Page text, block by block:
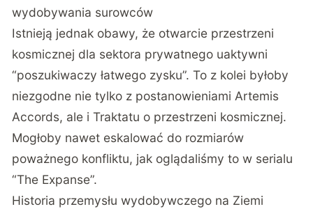
wydobywania surowców
Istnieją jednak obawy, że otwarcie przestrzeni
kosmicznej dla sektora prywatnego uaktywni
“poszukiwaczy łatwego zysku”. To z kolei byłoby
niezgodne nie tylko z postanowieniami Artemis
Accords, ale i Traktatu o przestrzeni kosmicznej.
Mogłoby nawet eskalować do rozmiarów
poważnego konfliktu, jak oglądaliśmy to w serialu
“The Expanse”.
Historia przemysłu wydobywczego na Ziemi